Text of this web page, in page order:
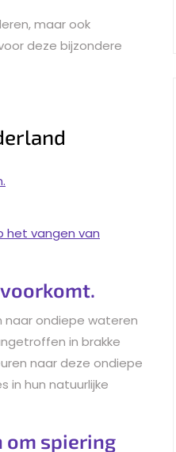
maar ook
deze bijzondere
het vangen van
naar ondiepe wateren
in brakke
naar deze ondiepe
in hun natuurlijke
om spiering